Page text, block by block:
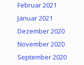
Februar 2021
Januar 2021
Dezember 2020
November 2020
September 2020